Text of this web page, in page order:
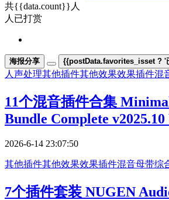
共{{data.count}}人
人已打赏
海报分享 {{postData.favorites_isset ? '
人声处理其他插件其他效果效果插件混
11个混音插件合集
Bundle Complete
2026-6-14 23:07:50
其他插件其他效果效果插件混音母带综
7个插件套装 NUGEN